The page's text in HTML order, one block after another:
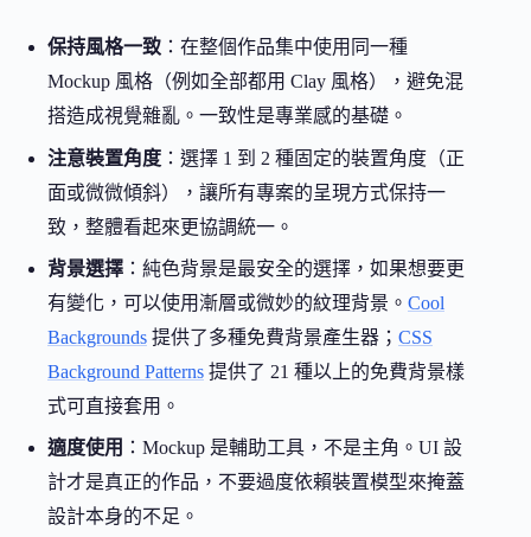
保持風格一致 ：在整個作品集中使用同一種
Mockup 風格（例如全部都用 Clay 風格），避免混
搭造成視覺雜亂。一致性是專業感的基礎。
注意裝置角度 ：選擇 1 到 2 種固定的裝置角度（正
面或微微傾斜），讓所有專案的呈現方式保持一
致，整體看起來更協調統一。
背景選擇 ：純色背景是最安全的選擇，如果想要更
有變化，可以使用漸層或微妙的紋理背景。 Cool
Backgrounds 提供了多種免費背景產生器； CSS
Background Patterns 提供了 21 種以上的免費背景樣
式可直接套用。
適度使用 ：Mockup 是輔助工具，不是主角。UI 設
計才是真正的作品，不要過度依賴裝置模型來掩蓋
設計本身的不足。